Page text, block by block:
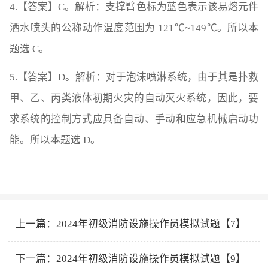
4.【答案】C。解析：支撑臂色标为蓝色表示该易熔元件
洒水喷头的公称动作温度范围为 121℃~149℃。所以本
题选 C。
5.【答案】D。解析：对于泡沫喷淋系统，由于其是扑救
甲、乙、丙类液体初期火灾的自动灭火系统，因此，要
求系统的控制方式应具备自动、手动和应急机械启动功
能。所以本题选 D。
上一篇： 2024年初级消防设施操作员模拟试题【7】
下一篇： 2024年初级消防设施操作员模拟试题【9】